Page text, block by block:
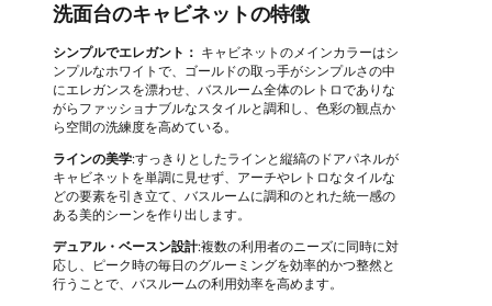
洗面台のキャビネットの特徴
シンプルでエレガント： キャビネットのメインカラーはシ
ンプルなホワイトで、ゴールドの取っ手がシンプルさの中
にエレガンスを漂わせ、バスルーム全体のレトロでありな
がらファッショナブルなスタイルと調和し、色彩の観点か
ら空間の洗練度を高めている。
ラインの美学:すっきりとしたラインと縦縞のドアパネルが
キャビネットを単調に見せず、アーチやレトロなタイルな
どの要素を引き立て、バスルームに調和のとれた統一感の
ある美的シーンを作り出します。
デュアル・ベースン設計:複数の利用者のニーズに同時に対
応し、ピーク時の毎日のグルーミングを効率的かつ整然と
行うことで、バスルームの利用効率を高めます。